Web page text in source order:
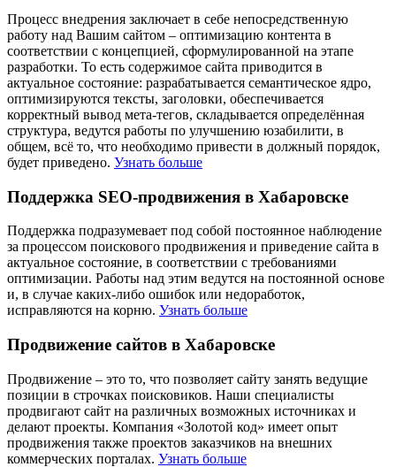
Процесс внедрения заключает в себе непосредственную
работу над Вашим сайтом – оптимизацию контента в
соответствии с концепцией, сформулированной на этапе
разработки. То есть содержимое сайта приводится в
актуальное состояние: разрабатывается семантическое ядро,
оптимизируются тексты, заголовки, обеспечивается
корректный вывод мета-тегов, складывается определённая
структура, ведутся работы по улучшению юзабилити, в
общем, всё то, что необходимо привести в должный порядок,
будет приведено. Узнать больше
Поддержка SEO-продвижения в Хабаровске
Поддержка подразумевает под собой постоянное наблюдение
за процессом поискового продвижения и приведение сайта в
актуальное состояние, в соответствии с требованиями
оптимизации. Работы над этим ведутся на постоянной основе
и, в случае каких-либо ошибок или недоработок,
исправляются на корню. Узнать больше
Продвижение сайтов в Хабаровске
Продвижение – это то, что позволяет сайту занять ведущие
позиции в строчках поисковиков. Наши специалисты
продвигают сайт на различных возможных источниках и
делают проекты. Компания «Золотой код» имеет опыт
продвижения также проектов заказчиков на внешних
коммерческих порталах. Узнать больше